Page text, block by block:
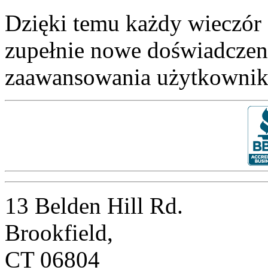
Dzięki temu każdy
zupełnie nowe
zaawansowania
13 Belden Hill Rd.
Brookfield,
CT 06804